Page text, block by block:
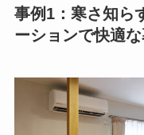
事例1：寒さ知ら
ーションで快適